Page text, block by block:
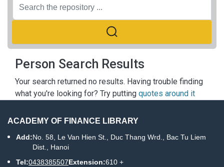
Person Search Results
Your search returned no results. Having trouble finding
what you're looking for? Try putting quotes around it
ACADEMY OF FINANCE LIBRARY
Add:No. 58, Le Van Hien St., Duc Thang Wrd., Bac Tu Liem
Dist., Hanoi
Tel:0438385507Extension:610 +